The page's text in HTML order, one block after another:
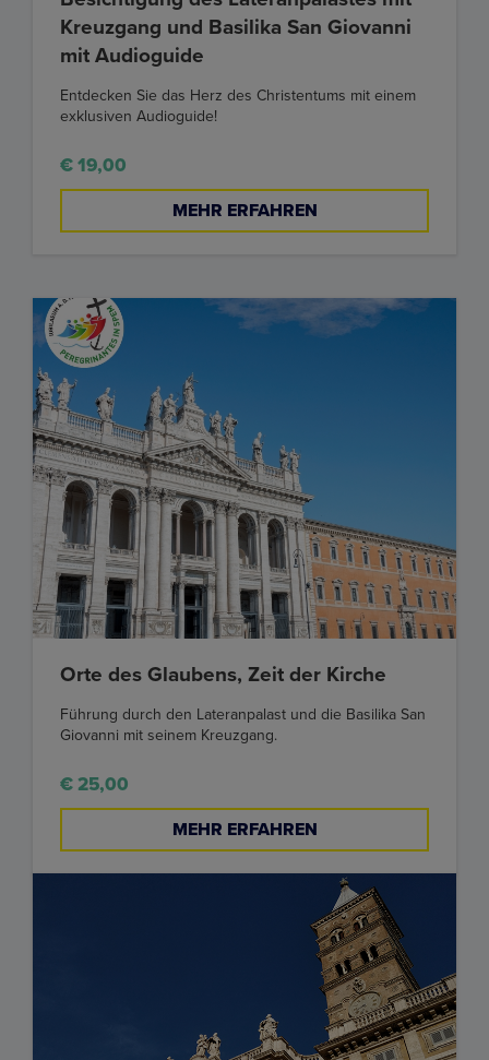
Kreuzgang und Basilika San Giovanni
mit Audioguide
Entdecken Sie das Herz des Christentums mit einem
exklusiven Audioguide!
€ 19,00
MEHR ERFAHREN
Orte des Glaubens, Zeit der Kirche
Führung durch den Lateranpalast und die Basilika San
Giovanni mit seinem Kreuzgang.
€ 25,00
MEHR ERFAHREN